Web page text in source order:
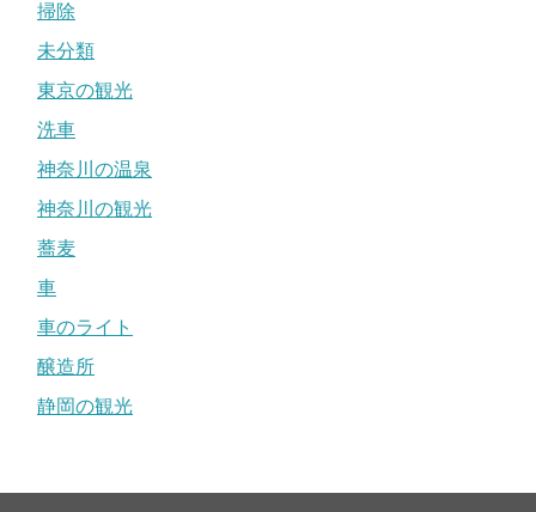
掃除
未分類
東京の観光
洗車
神奈川の温泉
神奈川の観光
蕎麦
車
車のライト
醸造所
静岡の観光